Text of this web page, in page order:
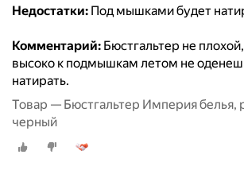
Недостатки: Под мышками будет
Комментарий: Бюстгальтер не
высоко к подмышкам летом не
натирать.
Товар — Бюстгальтер Империя белья,
черный